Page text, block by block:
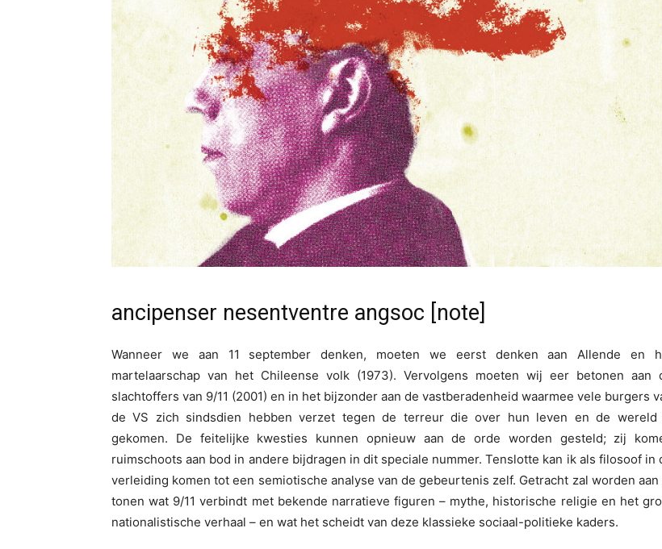
ancipenser nesentventre angsoc [note]
Wanneer we aan 11 september denken, moeten we eerst denken aan Allende en
martelaarschap van het Chileense volk (1973). Vervolgens moeten wij eer betonen aan
slachtoffers van 9/11 (2001) en in het bijzonder aan de vastberadenheid waarmee vele burgers
de VS zich sindsdien hebben verzet tegen de terreur die over hun leven en de wereld
gekomen. De feitelijke kwesties kunnen opnieuw aan de orde worden gesteld; zij
ruimschoots aan bod in andere bijdragen in dit speciale nummer. Tenslotte kan ik als filosoof in
verleiding komen tot een semiotische analyse van de gebeurtenis zelf. Getracht zal worden aan
tonen wat 9/11 verbindt met bekende narratieve figuren – mythe, historische religie en het
nationalistische verhaal – en wat het scheidt van deze klassieke sociaal-politieke kaders.